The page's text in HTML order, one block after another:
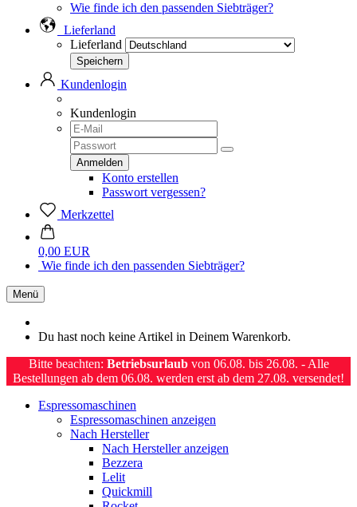
Wie finde ich den passenden Siebträger?
Lieferland
Lieferland
Kundenlogin
Kundenlogin
Konto erstellen
Passwort vergessen?
Merkzettel
0,00 EUR
Wie finde ich den passenden Siebträger?
Menü
Du hast noch keine Artikel in Deinem Warenkorb.
Bitte beachten: Betriebsurlaubvon 06.08. bis 26.08. - Alle
Bestellungen ab dem 06.08. werden erst ab dem 27.08. versendet!
Espressomaschinen
Espressomaschinen anzeigen
Nach Hersteller
Nach Hersteller anzeigen
Bezzera
Lelit
Quickmill